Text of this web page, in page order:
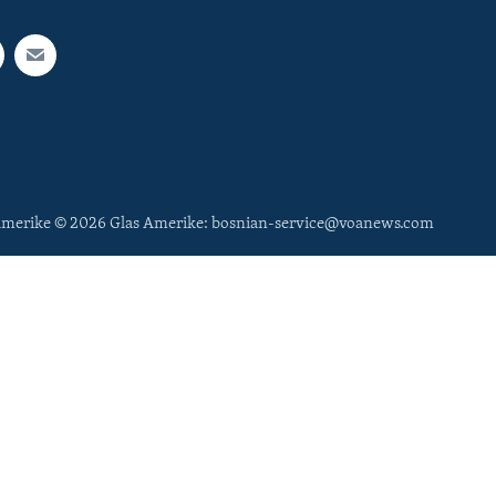
© 2026 Glas Amerike: bosnian-service@voanews.com